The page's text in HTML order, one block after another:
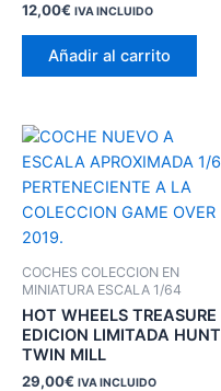
12,00€ IVA INCLUIDO
Añadir al carrito
COCHES COLECCION EN
MINIATURA ESCALA 1/64
HOT WHEELS TREASURE
EDICION LIMITADA HUNT
TWIN MILL
29,00€ IVA INCLUIDO